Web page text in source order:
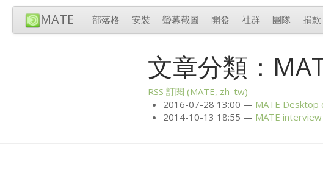
MATE 部落格 安裝 螢幕截圖 開發 社群 團隊 捐款
文章分類：
RSS 訂閱 (MATE, zh_tw)
2016-07-28 13:00
MATE Desktop
2014-10-13 18:55
MATE